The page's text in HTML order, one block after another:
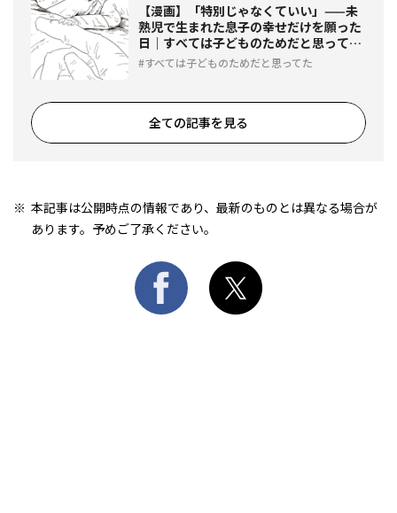
【漫画】「特別じゃなくていい」——未
熟児で生まれた息子の幸せだけを願った
日｜すべては子どものためだと思ってた
#1すべては子どものためだと思ってた
全ての記事を見る
本記事は公開時点の情報であり、最新のものとは異なる場合が
あります。予めご了承ください。